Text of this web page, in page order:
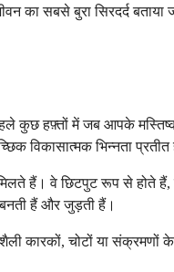
का सबसे बुरा सिरदर्द
हफ़्तों में जब आपके मस्तिष्क
विकासात्मक भिन्नता प्रतीत
हैं। वे छिटपुट रूप से होते
बनती हैं और जुड़ती हैं।
चोटों या संक्रमणों के